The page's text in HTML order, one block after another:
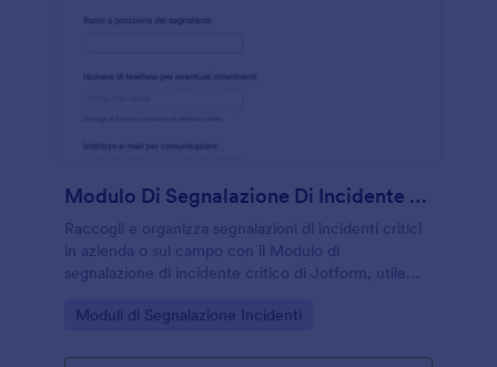
Modulo Di Segnalazione Di Incidente Critico
Raccogli e organizza segnalazioni di incidenti critici
in azienda o sul campo con il Modulo di
segnalazione di incidente critico di Jotform, utile
migliorare la raccolta dati.
Go to Category:
Moduli di Segnalazione Incidenti